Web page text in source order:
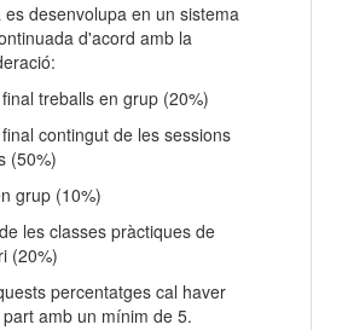
es desenvolupa en un sistema
d'acord amb la
treballs en grup (20%)
contingut de les sessions
(50%)
grup (10%)
les classes pràctiques de
(20%)
percentatges cal haver
amb un mínim de 5.